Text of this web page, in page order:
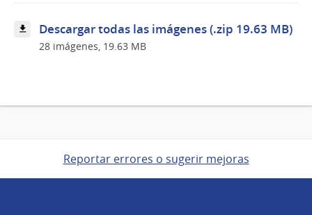
Descargar todas las imágenes (.zip 19.63 MB)
28 imágenes, 19.63 MB
Reportar errores o sugerir mejoras